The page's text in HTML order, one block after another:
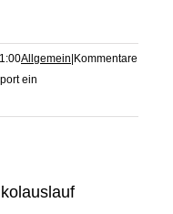
Allgemein Kommentare
ein